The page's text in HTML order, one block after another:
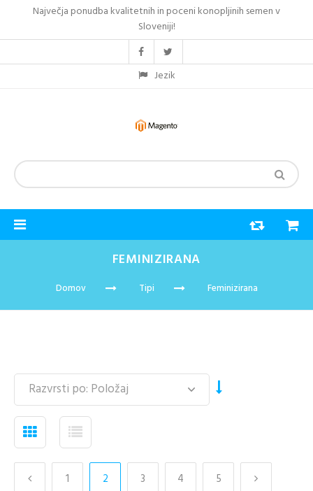
Največja ponudba kvalitetnih in poceni konopljinih semen v
Sloveniji!
Jezik
FEMINIZIRANA
Domov Tipi Feminizirana
1 2 3 4 5